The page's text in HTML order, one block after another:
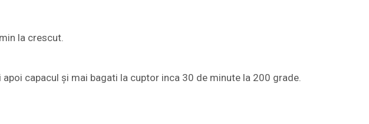
la crescut.
capacul și mai bagati la cuptor inca 30 de minute la 200 grade.